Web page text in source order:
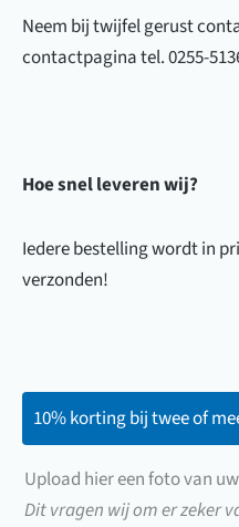
Neem bij twijfel gerust
contactpagina tel. 0255-
Hoe snel leveren wij?
Iedere bestelling wordt in
verzonden!
10% korting bij twee of
Upload hier een foto van
Dit vragen wij om er zeker